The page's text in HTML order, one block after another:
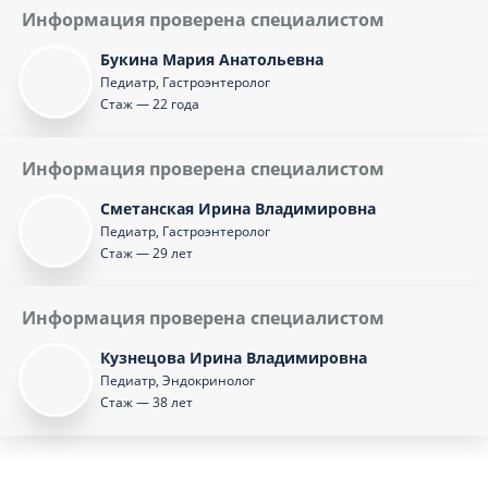
Информация проверена специалистом
Букина Мария Анатольевна
Педиатр, Гастроэнтеролог
Стаж — 22 года
Информация проверена специалистом
Сметанская Ирина Владимировна
Педиатр, Гастроэнтеролог
Стаж — 29 лет
Информация проверена специалистом
Кузнецова Ирина Владимировна
Педиатр, Эндокринолог
Стаж — 38 лет